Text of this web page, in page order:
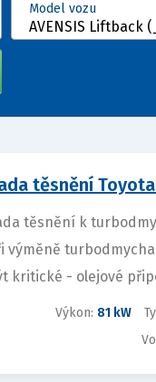
Model vozu
těsnění Toyota
těsnění k
výměně
kritické - olejové
Výkon: 81 kW